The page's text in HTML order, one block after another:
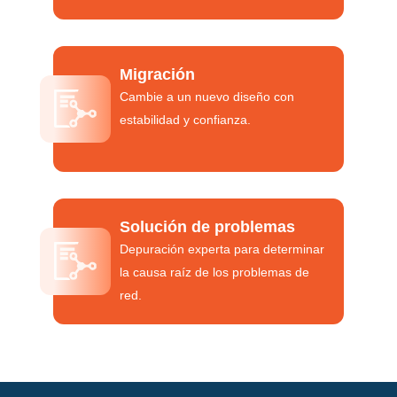
Migración
Cambie a un nuevo diseño con
estabilidad y confianza.
Solución de problemas
Depuración experta para determinar
la causa raíz de los problemas de
red.